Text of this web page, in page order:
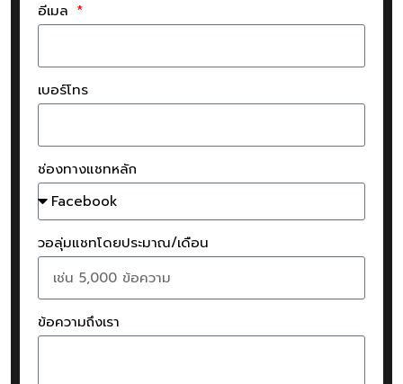
อีเมล
เบอร์โทร
ช่องทางแชทหลัก
วอลุ่มแชทโดยประมาณ/เดือน
ข้อความถึงเรา